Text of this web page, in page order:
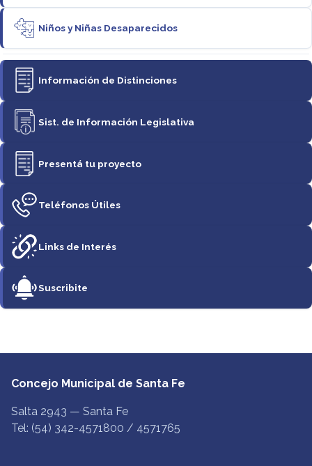
Niños y Niñas Desaparecidos
Información de Distinciones
Sist. de Información Legislativa
Presentá tu proyecto
Teléfonos Útiles
Links de Interés
Suscribite
Concejo Municipal de Santa Fe
Salta 2943 — Santa Fe
Tel: (54) 342-4571800 / 4571765